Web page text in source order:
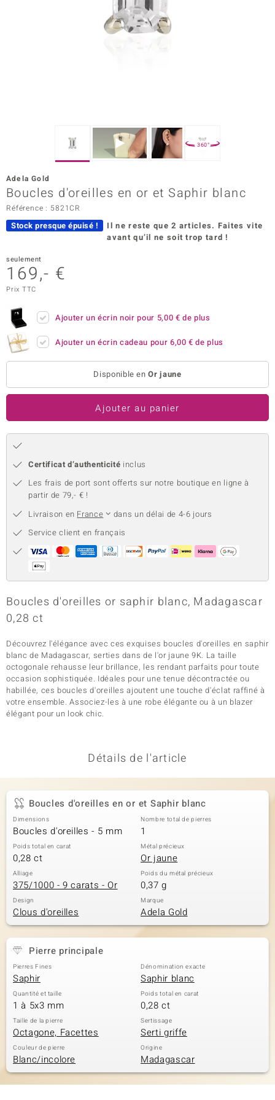
Collection
360°
Adela Gold
Boucles d'oreilles en or et Saphir blanc
Référence : 5821CR
Stock presque épuisé ! Il ne reste que 2 articles. Faites vite
avant qu’il ne soit trop tard !
seulement
169,- €
Prix TTC
Ajouter un écrin noir pour 5,00 € de plus
Ajouter un écrin cadeau pour 6,00 € de plus
Disponible enOr jaune
Ajouter au panier
Certificat d’authenticité inclus
Les frais de port sont offerts sur notre boutique en ligne à
partir de 79,- € !
Livraison en France
dans un délai de 4-6 jours
Service client en français
Boucles d'oreilles or saphir blanc, Madagascar
0,28 ct
Découvrez l'élégance avec ces exquises boucles d'oreilles en saphir
blanc de Madagascar, serties dans de l'or jaune 9K. La taille
octogonale rehausse leur brillance, les rendant parfaits pour toute
occasion sophistiquée. Idéales pour une tenue décontractée ou
habillée, ces boucles d'oreilles ajoutent une touche d'éclat raffiné à
votre ensemble. Associez-les à une robe élégante ou à un blazer
élégant pour un look chic.
Détails de l'article
Boucles d'oreilles en or et Saphir blanc
Dimensions
Boucles d'oreilles - 5 mm
Nombre total de pierres
1
Poids total en carat
0,28 ct
Métal précieux
Or jaune
Alliage
375/1000 - 9 carats - Or
Poids du métal précieux
0,37 g
Design
Clous d'oreilles
Marque
Adela Gold
Pierre principale
Pierres Fines
Saphir
Dénomination exacte
Saphir blanc
Quantité et taille
1 à 5x3 mm
Poids total en carat
0,28 ct
Taille de la pierre
Octagone, Facettes
Sertissage
Serti griffe
Couleur de pierre
Blanc/incolore
Origine
Madagascar